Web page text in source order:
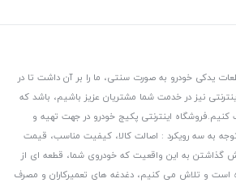
یدکی خودرو به صورت سنتی، ما را بر آن داشت تا در
نیز در خدمت شما مشتریان عزیز باشیم، باشد که
کنیم.فروشگاه اینترنتی پکیج خودرو در جهت تهیه و
به سه رویکرد : اصالت کالا، کیفیت مناسب، قیمت
گذاشتن به این واقعیت که خودروی شما، قطعه ای از
است و تلاش می کنیم، دغدغه های تعمیرکاران و مصرف